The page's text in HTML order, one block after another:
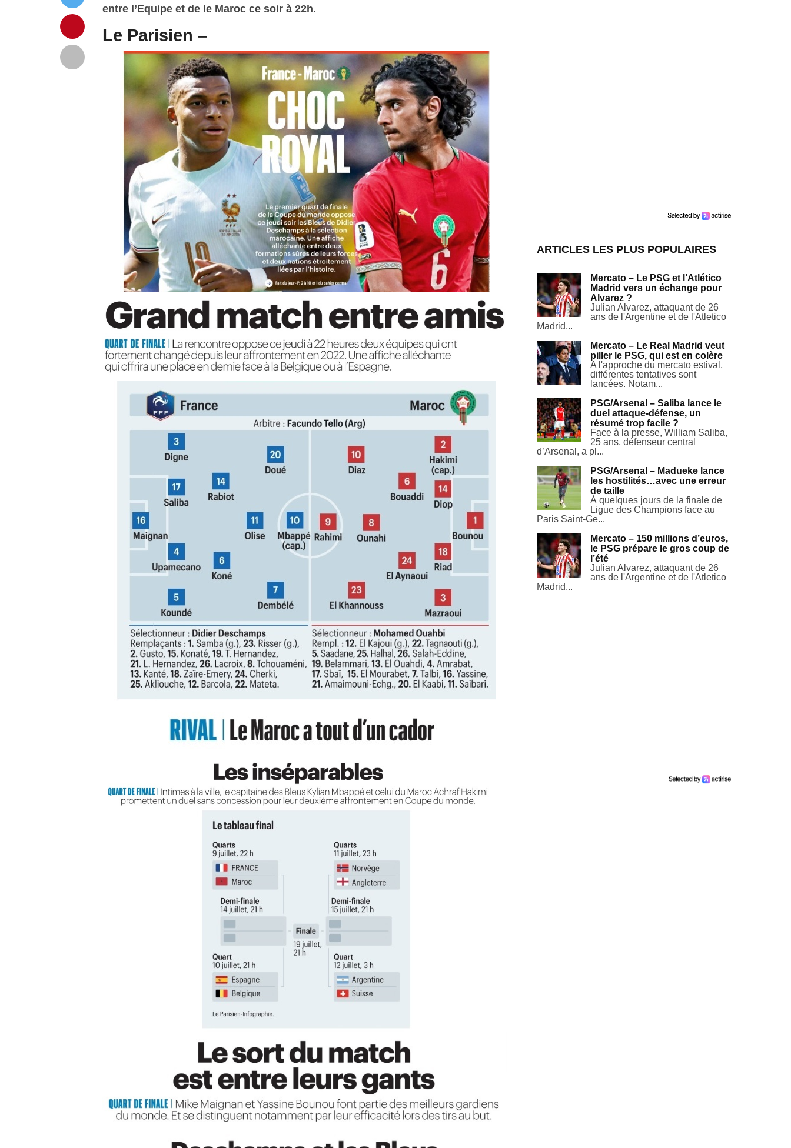
entre l’Equipe et de le Maroc ce soir à 22h.
Le Parisien –
ARTICLES LES PLUS POPULAIRES
Mercato – Le PSG et l’Atlético
Madrid vers un échange pour
Alvarez ?
Julian Alvarez, attaquant de 26
ans de l'Argentine et de l'Atletico
Madrid...
Mercato – Le Real Madrid veut
piller le PSG, qui est en colère
A l'approche du mercato estival,
différentes tentatives sont
lancées. Notam...
PSG/Arsenal – Saliba lance le
duel attaque-défense, un
résumé trop facile ?
Face à la presse, William Saliba,
25 ans, défenseur central
d’Arsenal, a pl...
PSG/Arsenal – Madueke lance
les hostilités…avec une erreur
de taille
À quelques jours de la finale de
Ligue des Champions face au
Paris Saint-Ge...
Mercato – 150 millions d’euros,
le PSG prépare le gros coup de
l’été
Julian Alvarez, attaquant de 26
ans de l'Argentine et de l'Atletico
Madrid...